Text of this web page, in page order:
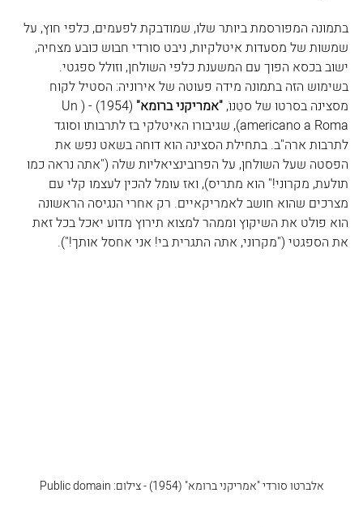
בתמונה המפורסמת ביותר שלו, שמודבקת לפעמים, כלפי חוץ, על
שמשות של מסעדות איטלקיות, ניבט סורדי חבוש כובע מצחיה,
ישוב בכסא הפוך עם המשענת כלפי השולחן, וזולל ספגטי.
בשימוש הזה בתמונה מידה פעוטה של אירוניה: הסטיל לקוח
מסצינה בסרטו של סטֵנוֹ, "אמריקני ברומא" (1954) - (
Un
americano a Roma), שגיבורו האיטלקי בז לתרבותו וסוגד
לתרבות ארה"ב. בתחילת הסצינה הוא דוחה בשאט נפש את
הפסטה שעל השולחן, על הפרובינציאליות שלה ("אתה נראה כמו
תולעת, מקרוני!" הוא מתריס), ואז עומל להכין לעצמו קלי עם
מצרכים שהוא חושב לאמריקאיים. רק אחרי הנגיסה הראשונה
הוא פולט את השיקוץ וממהר למצוא תירוץ מדוע יאכל בכל זאת
את הספגטי ("מקרוני, אתה התגרית בי! אני אחסל אותך!").
אלברטו סורדי "אמריקני ברומא" (1954) - צילום: Public domain